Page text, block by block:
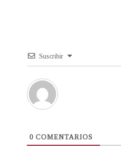
Suscribir
0 COMENTARIOS